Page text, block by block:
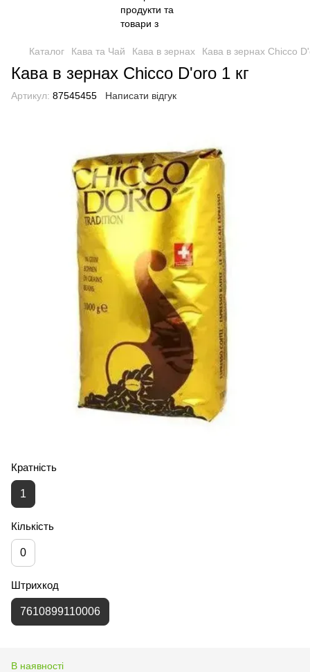
Каталог Кава та Чай Кава в зернах Кава в зернах Chicco
Кава в зернах Chicco D'oro 1 кг
Артикул: 87545455 Написати відгук
Кратність
1
Кількість
0
Штрихкод
7610899110006
В наявності